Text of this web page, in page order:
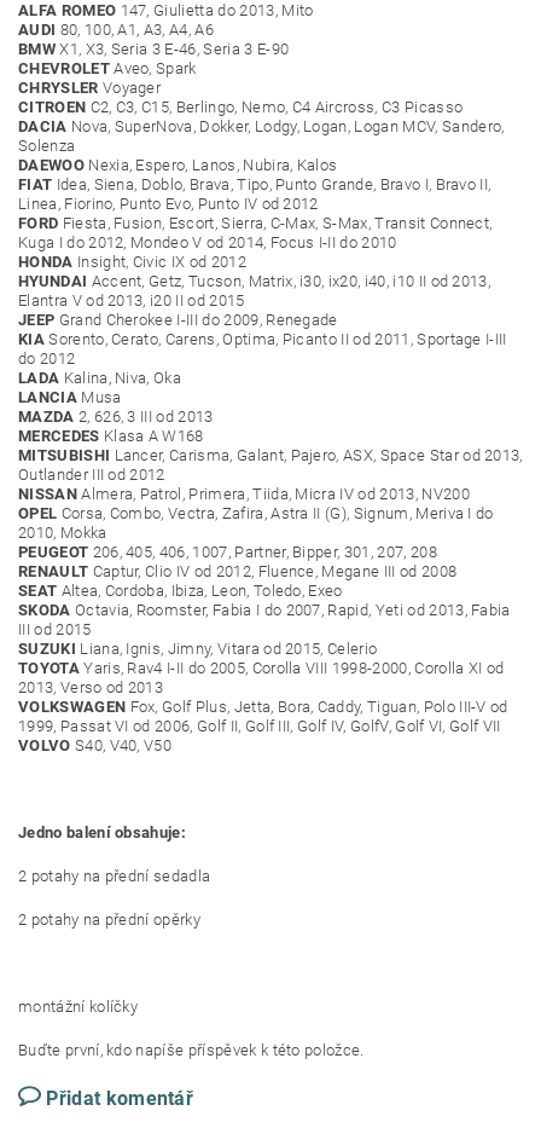
ALFA ROMEO 147, Giulietta do 2013, Mito
AUDI 80, 100, A1, A3, A4, A6
BMWX1, X3, Seria 3 E-46, Seria 3 E-90
CHEVROLETAveo, Spark
CHRYSLER Voyager
CITROEN C2, C3, C15, Berlingo, Nemo, C4 Aircross, C3 Picasso
DACIA Nova, SuperNova, Dokker, Lodgy, Logan, Logan MCV, Sandero,
Solenza
DAEWOONexia, Espero, Lanos, Nubira, Kalos
FIAT Idea, Siena, Doblo, Brava, Tipo, Punto Grande, Bravo I, Bravo II,
Linea, Fiorino, Punto Evo, Punto IV od 2012
FORD Fiesta, Fusion, Escort, Sierra, C-Max, S-Max, Transit Connect,
Kuga I do 2012, Mondeo V od 2014, Focus I-II do 2010
HONDA Insight, Civic IX od 2012
HYUNDAI Accent, Getz, Tucson, Matrix, i30, ix20, i40, i10 II od 2013,
Elantra V od 2013, i20 II od 2015
JEEP Grand Cherokee I-III do 2009, Renegade
KIASorento, Cerato, Carens, Optima, Picanto II od 2011, Sportage I-III
do 2012
LADA Kalina, Niva, Oka
LANCIAMusa
MAZDA 2, 626, 3 III od 2013
MERCEDES Klasa A W168
MITSUBISHI Lancer, Carisma, Galant, Pajero, ASX, Space Star od 2013,
Outlander III od 2012
NISSANAlmera, Patrol, Primera, Tiida, Micra IV od 2013, NV200
OPEL Corsa, Combo, Vectra, Zafira, Astra II (G), Signum, Meriva I do
2010, Mokka
PEUGEOT 206, 405, 406, 1007, Partner, Bipper, 301, 207, 208
RENAULT Captur, Clio IV od 2012, Fluence, Megane III od 2008
SEAT Altea, Cordoba, Ibiza, Leon, Toledo, Exeo
SKODA Octavia, Roomster, Fabia I do 2007, Rapid, Yeti od 2013, Fabia
III od 2015
SUZUKI Liana, Ignis, Jimny, Vitara od 2015, Celerio
TOYOTAYaris, Rav4 I-II do 2005, Corolla VIII 1998-2000, Corolla XI od
2013, Verso od 2013
VOLKSWAGEN Fox, Golf Plus, Jetta, Bora, Caddy, Tiguan, Polo III-V od
1999, Passat VI od 2006, Golf II, Golf III, Golf IV, GolfV, Golf VI, Golf VII
VOLVO S40, V40, V50
Jedno balení obsahuje:
2 potahy na přední sedadla
2 potahy na přední opěrky
montážní kolíčky
Buďte první, kdo napíše příspěvek k této položce.
Přidat komentář